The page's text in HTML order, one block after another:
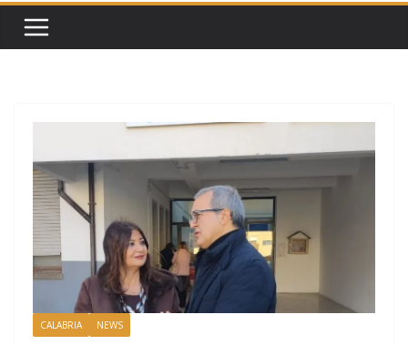
CALABRIA NEWS